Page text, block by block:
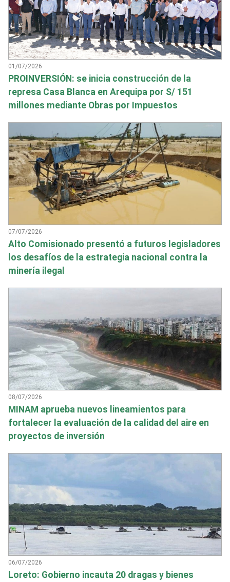
01/07/2026
PROINVERSIÓN: se inicia construcción de la
represa Casa Blanca en Arequipa por S/ 151
millones mediante Obras por Impuestos
07/07/2026
Alto Comisionado presentó a futuros legisladores
los desafíos de la estrategia nacional contra la
minería ilegal
08/07/2026
MINAM aprueba nuevos lineamientos para
fortalecer la evaluación de la calidad del aire en
proyectos de inversión
06/07/2026
Loreto: Gobierno incauta 20 dragas y bienes